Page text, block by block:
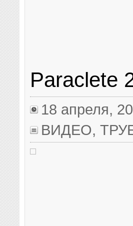
Paraclete
18 апреля,
ВИДЕО,